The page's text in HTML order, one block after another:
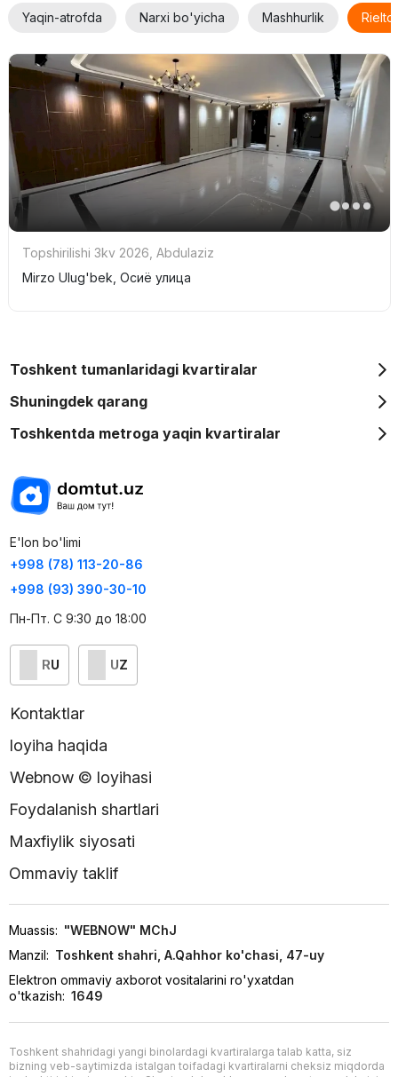
Yaqin-atrofda Narxi bo'yicha Mashhurlik
Topshirilishi 3kv 2026 Abdulaziz
Mirzo Ulug'bek, Осиё улица
Toshkent tumanlaridagi kvartiralar
Shuningdek qarang
Toshkentda metroga yaqin kvartiralar
E'lon bo'limi
+998 (78) 113-20-86
+998 (93) 390-30-10
Пн-Пт. С 9:30 до 18:00
RU UZ
Kontaktlar
loyiha haqida
Webnow © loyihasi
Foydalanish shartlari
Maxfiylik siyosati
Ommaviy taklif
Muassis: "WEBNOW" MChJ
Manzil: Toshkent shahri, A.Qahhor ko'chasi, 47-uy
Elektron ommaviy axborot vositalarini ro'yxatdan
o'tkazish: 1649
Toshkent shahridagi yangi binolardagi kvartiralarga talab katta, siz
bizning veb-saytimizda istalgan toifadagi kvartiralarni cheksiz miqdorda